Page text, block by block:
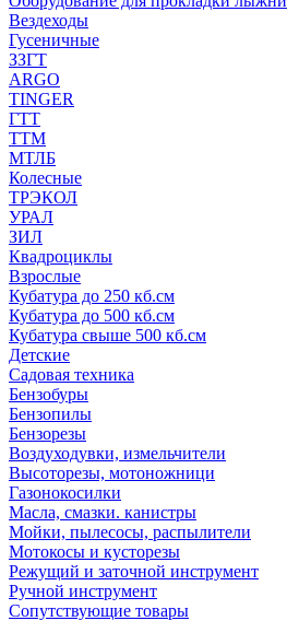
Вездеходы
Гусеничные
ЗЗГТ
ARGO
TINGER
ГТТ
ТТМ
МТЛБ
Колесные
ТРЭКОЛ
УРАЛ
ЗИЛ
Квадроциклы
Взрослые
Кубатура до 250 кб.см
Кубатура до 500 кб.см
Кубатура свыше 500 кб.см
Детские
Садовая техника
Бензобуры
Бензопилы
Бензорезы
Воздуходувки, измельчители
Высоторезы, мотоножници
Газонокосилки
Масла, смазки. канистры
Мойки, пылесосы, распылители
Мотокосы и кусторезы
Режущий и заточной инструмент
Ручной инструмент
Сопутствующие товары